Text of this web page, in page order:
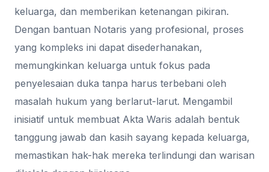
keluarga, dan memberikan ketenangan pikiran.
Dengan bantuan Notaris yang profesional, proses
yang kompleks ini dapat disederhanakan,
memungkinkan keluarga untuk fokus pada
penyelesaian duka tanpa harus terbebani oleh
masalah hukum yang berlarut-larut. Mengambil
inisiatif untuk membuat Akta Waris adalah bentuk
tanggung jawab dan kasih sayang kepada keluarga,
memastikan hak-hak mereka terlindungi dan warisan